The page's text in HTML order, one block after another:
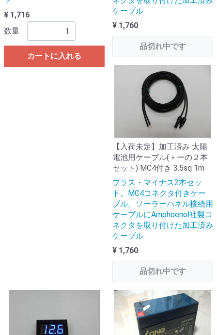
¥ 1,716
数量
カートに入れる
ケーブル
¥ 1,760
品切れ中です
【入荷未定】加工済み 太陽
電池用ケーブル(＋ーの２本
セット) MC4付き 3.5sq 1m
プラス・マイナス2本セッ
ト。MC4コネクタ付きケー
ブル。ソーラーパネル接続用
ケーブルにAmphoenol社製コ
ネクタを取り付けた加工済み
ケーブル
¥ 1,760
品切れ中です